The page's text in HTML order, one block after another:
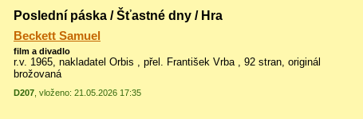
Poslední páska / Šťastné dny / Hra
Beckett Samuel
film a divadlo
r.v. 1965, nakladatel Orbis , přel. František Vrba , 92 stran, originál
brožovaná
D207 , vloženo: 21.05.2026 17:35